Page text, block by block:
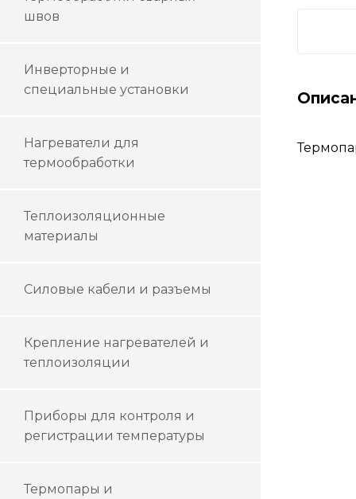
швов
Инверторные и
специальные установки
Нагреватели для
термообработки
Теплоизоляционные
материалы
Силовые кабели и разъемы
Крепление нагревателей и
теплоизоляции
Приборы для контроля и
регистрации температуры
Термопары и